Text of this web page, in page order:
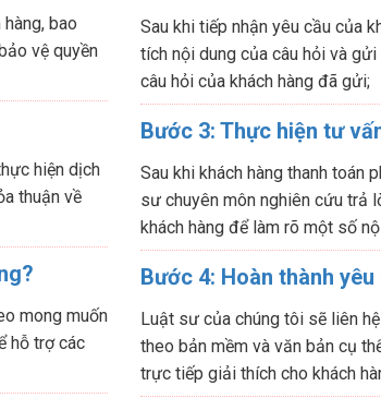
bao
vệ quyền
hiện dịch
thuận về
mong muốn
hỗ trợ các
Sau khi tiếp nhận yêu cầu của
tích nội dung của câu hỏi và
câu hỏi của khách hàng đã gửi;
Bước 3: Thực hiện tư
Sau khi khách hàng thanh toán
sư chuyên môn nghiên cứu trả
khách hàng để làm rõ một số
Bước 4: Hoàn thành
Luật sư của chúng tôi sẽ liên
theo bản mềm và văn bản cụ
trực tiếp giải thích cho khách